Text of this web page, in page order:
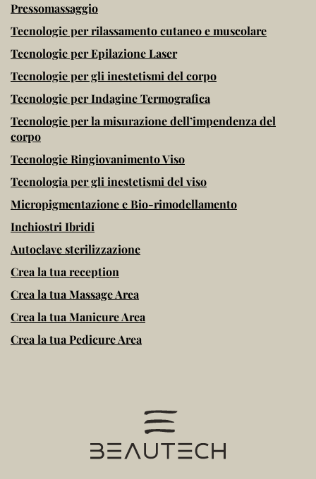
Pressomassaggio
Tecnologie per rilassamento cutaneo e muscolare
Tecnologie per Epilazione Laser
Tecnologie per gli inestetismi del corpo
Tecnologie per Indagine Termografica
Tecnologie per la misurazione dell’impendenza del
corpo
Tecnologie Ringiovanimento Viso
Tecnologia per gli inestetismi del viso
Micropigmentazione e Bio-rimodellamento
Inchiostri Ibridi
Autoclave sterilizzazione
Crea la tua reception
Crea la tua Massage Area
Crea la tua Manicure Area
Crea la tua Pedicure Area